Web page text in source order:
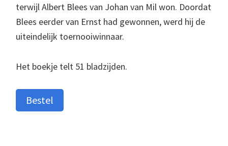
terwijl Albert Blees van Johan van Mil won. Doordat
Blees eerder van Ernst had gewonnen, werd hij de
uiteindelijk toernooiwinnaar.
Het boekje telt 51 bladzijden.
Bestel